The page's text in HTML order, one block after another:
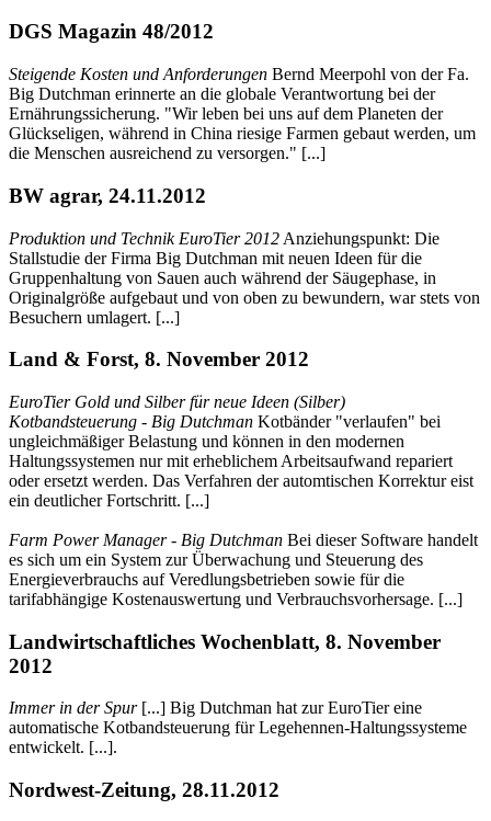
DGS Magazin 48/2012
Steigende Kosten und Anforderungen Bernd Meerpohl von der Fa.
Big Dutchman erinnerte an die globale Verantwortung bei der
Ernährungssicherung. "Wir leben bei uns auf dem Planeten der
Glückseligen, während in China riesige Farmen gebaut werden, um
die Menschen ausreichend zu versorgen." [...]
BW agrar, 24.11.2012
Produktion und Technik EuroTier 2012 Anziehungspunkt: Die
Stallstudie der Firma Big Dutchman mit neuen Ideen für die
Gruppenhaltung von Sauen auch während der Säugephase, in
Originalgröße aufgebaut und von oben zu bewundern, war stets von
Besuchern umlagert. [...]
Land & Forst, 8. November 2012
EuroTier Gold und Silber für neue Ideen (Silber)
Kotbandsteuerung - Big Dutchman Kotbänder "verlaufen" bei
ungleichmäßiger Belastung und können in den modernen
Haltungssystemen nur mit erheblichem Arbeitsaufwand repariert
oder ersetzt werden. Das Verfahren der automtischen Korrektur eist
ein deutlicher Fortschritt. [...]
Farm Power Manager - Big Dutchman Bei dieser Software handelt
es sich um ein System zur Überwachung und Steuerung des
Energieverbrauchs auf Veredlungsbetrieben sowie für die
tarifabhängige Kostenauswertung und Verbrauchsvorhersage. [...]
Landwirtschaftliches Wochenblatt, 8. November
2012
Immer in der Spur[...] Big Dutchman hat zur EuroTier eine
automatische Kotbandsteuerung für Legehennen-Haltungssysteme
entwickelt. [...].
Nordwest-Zeitung, 28.11.2012